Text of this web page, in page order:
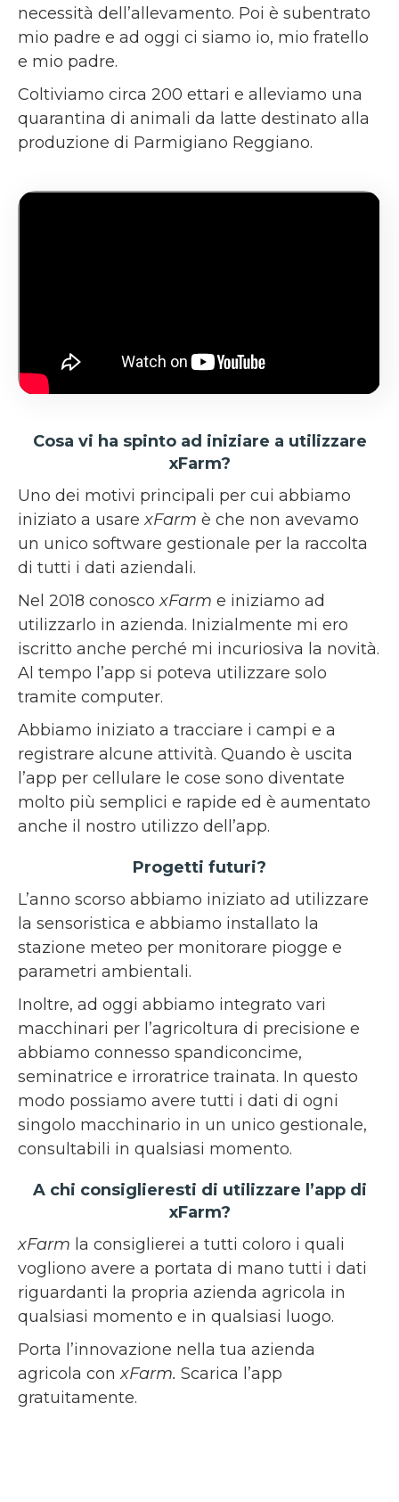
necessità dell’allevamento. Poi è subentrato
mio padre e ad oggi ci siamo io, mio fratello
e mio padre.
Coltiviamo circa 200 ettari e alleviamo una
quarantina di animali da latte destinato alla
produzione di Parmigiano Reggiano.
Cosa vi ha spinto ad iniziare a utilizzare
xFarm?
Uno dei motivi principali per cui abbiamo
iniziato a usarexFarm è che non avevamo
un unico software gestionale per la raccolta
di tutti i dati aziendali.
Nel 2018 conoscoxFarm e iniziamo ad
utilizzarlo in azienda. Inizialmente mi ero
iscritto anche perché mi incuriosiva la novità.
Al tempo l’app si poteva utilizzare solo
tramite computer.
Abbiamo iniziato a tracciare i campi e a
registrare alcune attività. Quando è uscita
l’app per cellulare le cose sono diventate
molto più semplici e rapide ed è aumentato
anche il nostro utilizzo dell’app.
Progetti futuri?
L’anno scorso abbiamo iniziato ad utilizzare
la sensoristica e abbiamo installato la
stazione meteo per monitorare piogge e
parametri ambientali.
Inoltre, ad oggi abbiamo integrato vari
macchinari per l’agricoltura di precisione e
abbiamo connesso spandiconcime,
seminatrice e irroratrice trainata. In questo
modo possiamo avere tutti i dati di ogni
singolo macchinario in un unico gestionale,
consultabili in qualsiasi momento.
A chi consiglieresti di utilizzare l’app di
xFarm?
xFarm la consiglierei a tutti coloro i quali
vogliono avere a portata di mano tutti i dati
riguardanti la propria azienda agricola in
qualsiasi momento e in qualsiasi luogo.
Porta l’innovazione nella tua azienda
agricola conxFarm. Scarica l’app
gratuitamente.